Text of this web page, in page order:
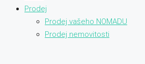
Prodej
Prodej vašeho NOMADU
Prodej nemovitosti